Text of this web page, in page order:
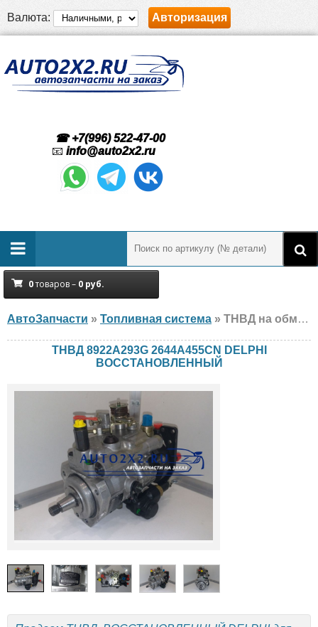
Валюта: Авторизация
☎ +7(996) 522-47-00
📧 info@auto2x2.ru
0товаров – 0 руб.
АвтоЗапчасти » Топливная система » ТНВД на обмен DELPHI 8922A293G 2644A455CN , ВОССТАНОВЛЕННЫЙ
ТНВД 8922A293G 2644A455CN DELPHI
ВОССТАНОВЛЕННЫЙ